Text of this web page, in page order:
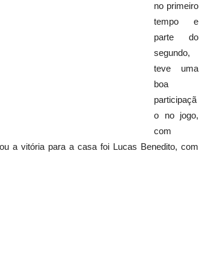
no primeiro
tempo e
parte do
segundo,
teve uma
boa
participaçã
o no jogo,
com
a vitória para a casa foi Lucas Benedito, com